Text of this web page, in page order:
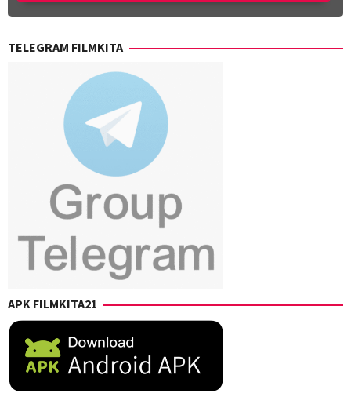
TELEGRAM FILMKITA
APK FILMKITA21